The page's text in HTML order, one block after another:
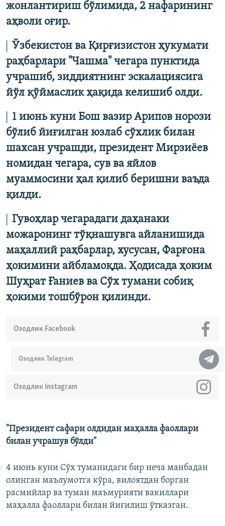
жонлантириш бўлимида, 2 нафарининг
аҳволи оғир.
Ўзбекистон ва Қирғизистон ҳукумати
раҳбарлари "Чашма" чегара пунктида
учрашиб, зиддиятнинг эскалациясига
йўл қўймаслик ҳақида келишиб олди.
1 июнь куни Бош вазир Арипов норози
бўлиб йиғилган юзлаб сўхлик билан
шахсан учрашди, президент Мирзиёев
номидан чегара, сув ва яйлов
муаммосини ҳал қилиб беришни ваъда
қилди.
Гувоҳлар чегарадаги даҳанаки
можаронинг тўқнашувга айланишида
маҳаллий раҳбарлар, хусусан, Фарғона
ҳокимини айбламоқда. Ҳодисада ҳоким
Шуҳрат Ғаниев ва Сўх тумани собиқ
ҳокими тошбўрон қилинди.
Озодлик Telegram
Озодлик Instagram
Озодлик Facebook
"Президент сафари олдидан маҳалла фаоллари
билан учрашув бўлди"
4 июнь куни Сўх туманидаги бир неча манбадан
олинган маълумотга кўра, вилоятдан борган
расмийлар ва туман маъмурияти вакиллари
маҳалла фаоллари билан йиғилиш ўтказган.